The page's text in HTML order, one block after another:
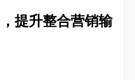
提升整合营销输